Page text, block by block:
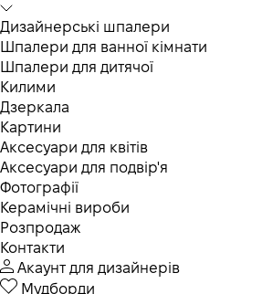
Дизайнерські шпалери
Шпалери для ванної кімнати
Шпалери для дитячої
Килими
Дзеркала
Картини
Аксесуари для квітів
Аксесуари для подвір'я
Фотографії
Керамічні вироби
Розпродаж
Контакти
Акаунт для дизайнерів
Мудборди